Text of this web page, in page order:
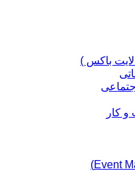
باکس )
کار